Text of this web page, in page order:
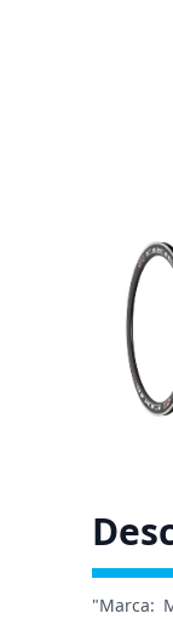
"Marca: